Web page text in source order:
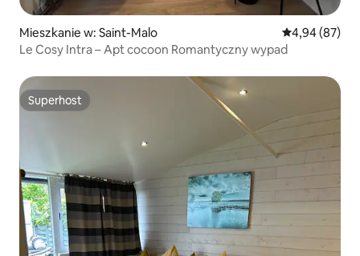
Mieszkanie w: Saint-Malo Średnia
4,94 (87)
Le Cosy Intra – Apt cocoon Romantyczny wypad
Superhost
Superhost